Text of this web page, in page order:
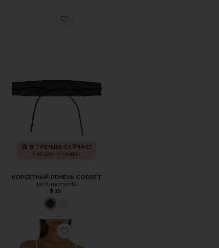
Favorite КОРСЕТНЫЙ РЕМЕНЬ CORSET
В ТРЕНДЕ СЕЙЧАС!
5 недавно продан
КОРСЕТНЫЙ РЕМЕНЬ CORSET
petit moments
$35
Favorite ПОЯС